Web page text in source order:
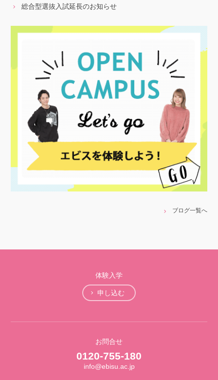
総合型選抜入試延長のお知らせ
ブログ一覧へ
体験入学
申し込む
お問合せ
0120-755-180
info@ebisu.ac.jp